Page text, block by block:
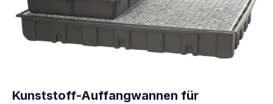
Kunststoff-Auffangwannen für